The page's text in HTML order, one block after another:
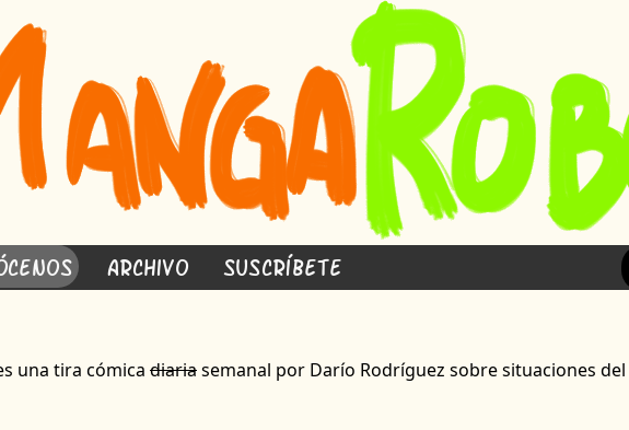
Archivo Suscríbete
una tira cómica diariasemanal por Darío Rodríguez sobre situaciones